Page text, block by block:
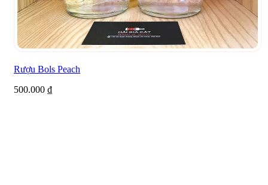
Rượu Bols Peach
500.000 ₫